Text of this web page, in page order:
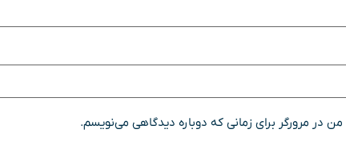
در مرورگر برای زمانی که دوباره دیدگاهی می‌نویسم.